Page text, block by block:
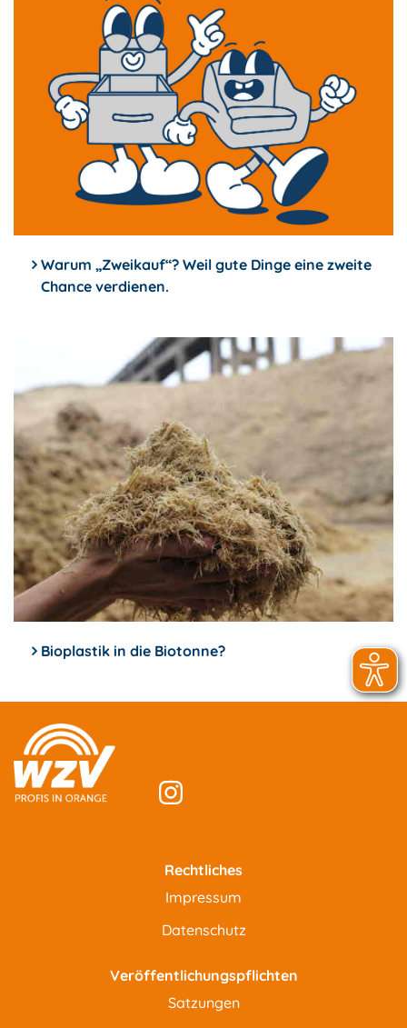
Warum „Zweikauf“? Weil gute Dinge eine zweite
Chance verdienen.
Bioplastik in die Biotonne?
Rechtliches
Impressum
Datenschutz
Veröffentlichungspflichten
Satzungen